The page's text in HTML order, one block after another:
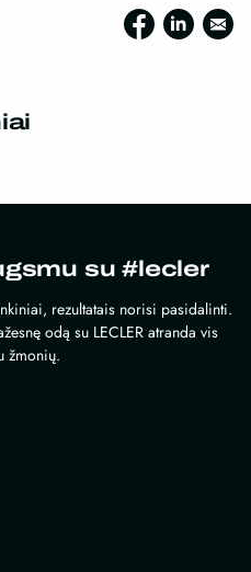
su #lecler
rezultatais norisi pasidalinti.
odą su LECLER atranda vis
žmonių.